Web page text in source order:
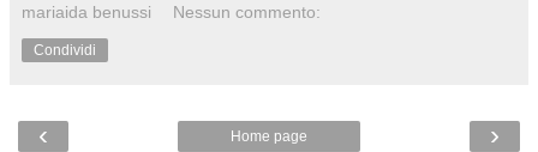
mariaida benussi Nessun commento:
Condividi
‹ ›
Home page